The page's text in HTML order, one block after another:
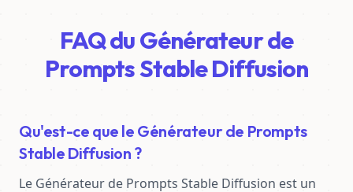
FAQ du Générateur de
Prompts Stable Diffusion
Qu'est-ce que le Générateur de Prompts
Stable Diffusion ?
Le Générateur de Prompts Stable Diffusion est un